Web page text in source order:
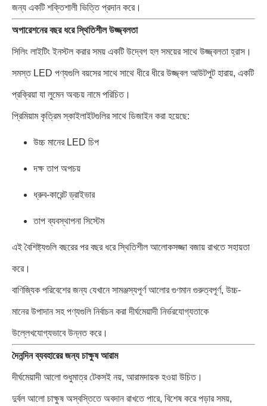
জন্য একটি শক্তিশালী ভিত্তি প্রদান করে।
অপারেশনের বছর ধরে স্থিতিশীল উজ্জ্বলতা
সিলিং লাইটিং ইনস্টল করার সময় একটি উদ্বেগ হল সময়ের সাথে উজ্জ্বলতা হ্রাস।
সমস্ত LED পণ্যগুলি বয়সের সাথে সাথে ধীরে ধীরে উজ্জ্বল আউটপুট হারায়, একটি
প্রক্রিয়া যা লুমেন অবচয় নামে পরিচিত।
প্রিমিয়াম কৃত্রিম স্কাইলাইটগুলির সাথে ডিজাইন করা হয়েছে:
উচ্চ মানের LED চিপ
দক্ষ তাপ অপচয়
ধ্রুব-কারেন্ট ড্রাইভার
তাপ ব্যবস্থাপনা সিস্টেম
এই বৈশিষ্ট্যগুলি বছরের পর বছর ধরে স্থিতিশীল আলোকসজ্জা বজায় রাখতে সহায়তা
করে।
বাণিজ্যিক পরিবেশের জন্য যেখানে সামঞ্জস্যপূর্ণ আলোর গুণমান গুরুত্বপূর্ণ, উচ্চ-
মানের উপাদান সহ পণ্যগুলি নির্বাচন করা দীর্ঘমেয়াদী নির্ভরযোগ্যতাকে
উল্লেখযোগ্যভাবে উন্নত করে।
দৈনন্দিন ব্যবহারের জন্য চাক্ষুষ আরাম
দীর্ঘমেয়াদী আলো শুধুমাত্র টেকসই নয়, আরামদায়ক হওয়া উচিত।
দুর্বল আলো চাক্ষুষ অস্বস্তিতে অবদান রাখতে পারে, বিশেষ করে পড়ার সময়,